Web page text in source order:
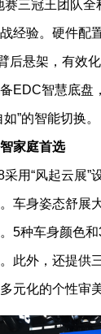
三冠王团队全
经验。硬件配
后悬架，有效
EDC智慧底盘
”的智能切换。
家庭首选
用“风起云展”
车身姿态舒展
5种车身颜色
此外，还提供
元化的个性审